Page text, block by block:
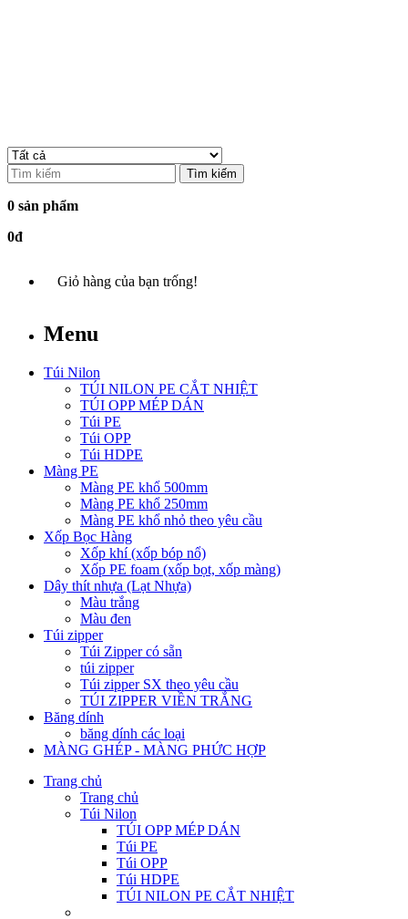
Tìm kiếm
0 sản phẩm
0đ
Giỏ hàng của bạn trống!
Menu
Túi Nilon
TÚI NILON PE CẮT NHIỆT
TÚI OPP MÉP DÁN
Túi PE
Túi OPP
Túi HDPE
Màng PE
Màng PE khổ 500mm
Màng PE khổ 250mm
Màng PE khổ nhỏ theo yêu cầu
Xốp Bọc Hàng
Xốp khí (xốp bóp nổ)
Xốp PE foam (xốp bọt, xốp màng)
Dây thít nhựa (Lạt Nhựa)
Màu trắng
Màu đen
Túi zipper
Túi Zipper có sẵn
túi zipper
Túi zipper SX theo yêu cầu
TÚI ZIPPER VIỀN TRẮNG
Băng dính
băng dính các loại
MÀNG GHÉP - MÀNG PHỨC HỢP
Trang chủ
Trang chủ
Túi Nilon
TÚI OPP MÉP DÁN
Túi PE
Túi OPP
Túi HDPE
TÚI NILON PE CẮT NHIỆT